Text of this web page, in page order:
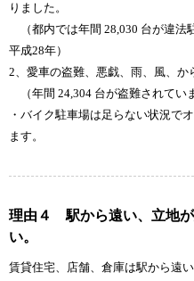
りました。
（都内では年間 28,030 台が違
平成28年）
2、愛車の盗難、悪戯、雨、風、か
（年間 24,304 台が盗難されてい
・バイク駐車場は足らない状況で
ます。
理由４ 駅から遠い、立地
い。
賃貸住宅、店舗、倉庫は駅から遠